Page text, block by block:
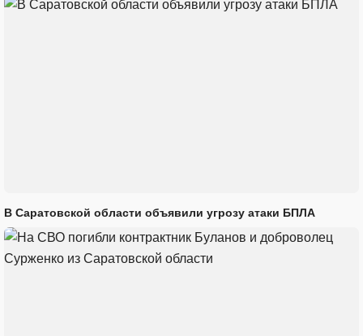
В Саратовской области объявили угрозу атаки БПЛА